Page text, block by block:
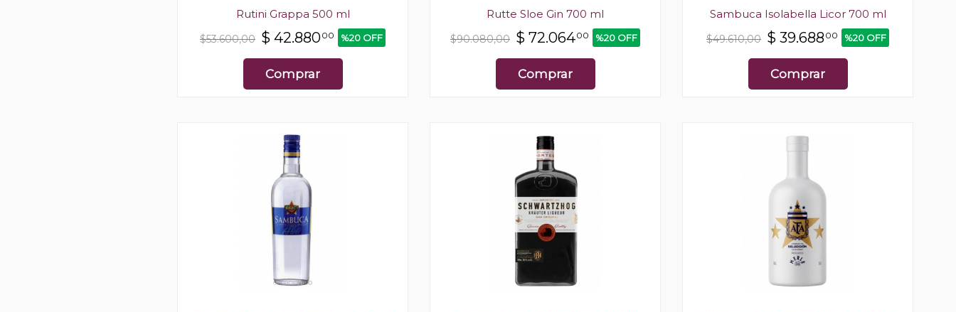
Rutini Grappa 500 ml
$53.600,00 $ 42.88000 %20 OFF
Comprar
Rutte Sloe Gin 700 ml
$90.080,00 $ 72.06400 %20 OFF
Comprar
Sambuca Isolabella Licor 700 ml
$49.610,00 $ 39.688 00 %20 OFF
Comprar